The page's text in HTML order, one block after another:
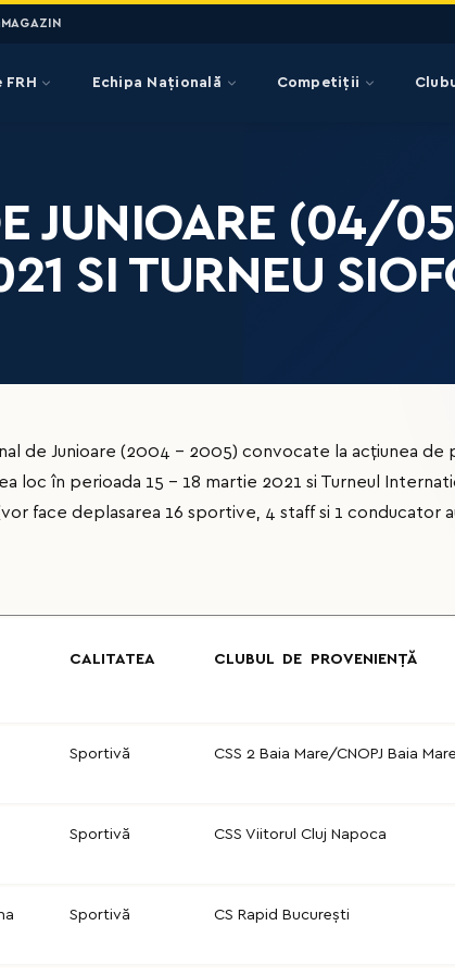
MAGAZIN
FRH Echipa Națională Competiții
JUNIOARE (04/
SI TURNEU
de Junioare (2004 - 2005) convocate la acțiunea de
loc în perioada 15 - 18 martie 2021 si Turneul
face deplasarea 16 sportive, 4 staff si 1 conducator
CALITATEA CLUBUL DE PROVENIENȚĂ
Sportivă CSS 2 Baia Mare/CNOPJ Baia Mare
Sportivă CSS Viitorul Cluj Napoca
Sportivă CS Rapid București